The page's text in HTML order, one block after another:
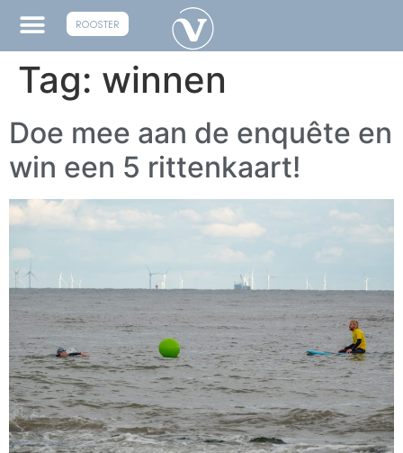
ROOSTER
Tag: winnen
Doe mee aan de enquête en
win een 5 rittenkaart!